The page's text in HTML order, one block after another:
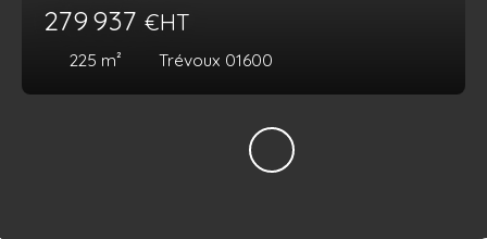
279 937 €HT
225 m² Trévoux 01600